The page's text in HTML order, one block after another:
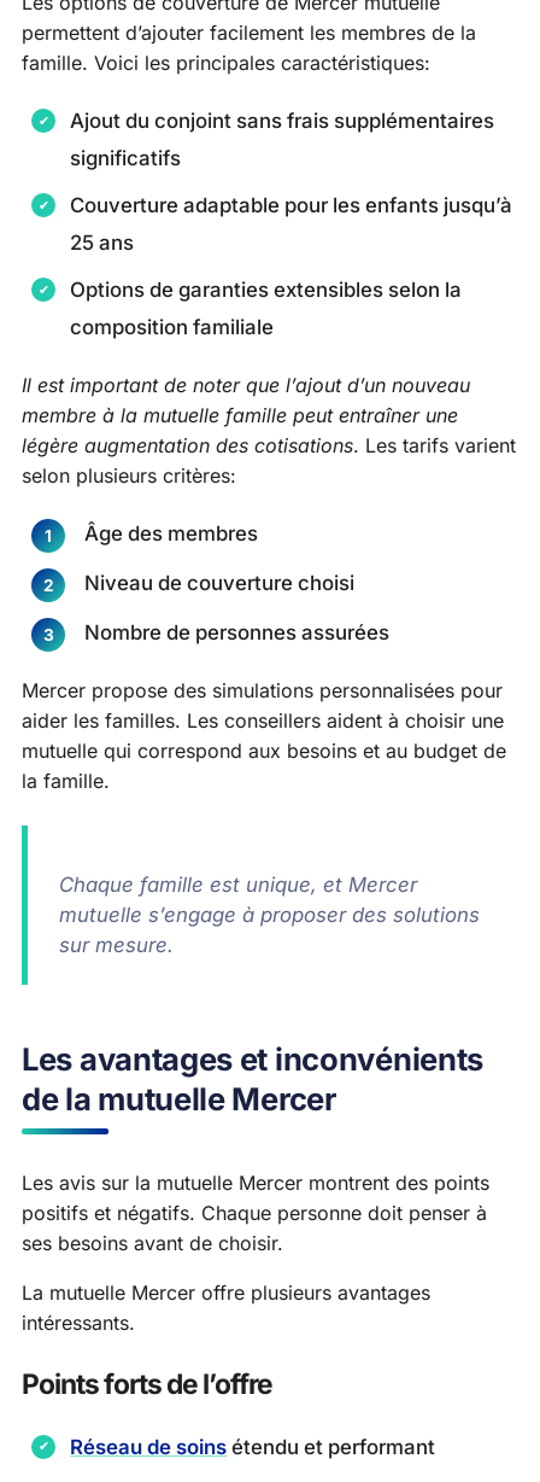
permettent d’ajouter facilement les membres de la
famille. Voici les principales caractéristiques:
Ajout du conjoint sans frais supplémentaires
significatifs
Couverture adaptable pour les enfants jusqu’à
25 ans
Options de garanties extensibles selon la
composition familiale
Il est important de noter que l’ajout d’un nouveau
membre à la mutuelle famille peut entraîner une
légère augmentation des cotisations. Les tarifs varient
selon plusieurs critères:
Âge des membres
Niveau de couverture choisi
Nombre de personnes assurées
Mercer propose des simulations personnalisées pour
aider les familles. Les conseillers aident à choisir une
mutuelle qui correspond aux besoins et au budget de
la famille.
Chaque famille est unique, et Mercer
mutuelle s’engage à proposer des solutions
sur mesure.
Les avantages et inconvénients
de la mutuelle Mercer
Les avis sur la mutuelle Mercer montrent des points
positifs et négatifs. Chaque personne doit penser à
ses besoins avant de choisir.
La mutuelle Mercer offre plusieurs avantages
intéressants.
Points forts de l’offre
Réseau de soins étendu et performant